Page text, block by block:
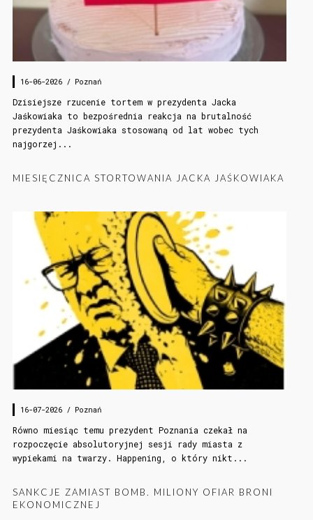
16-06-2026 / Poznań
Dzisiejsze rzucenie tortem w prezydenta Jacka
Jaśkowiaka to bezpośrednia reakcja na brutalność
prezydenta Jaśkowiaka stosowaną od lat wobec tych
najgorzej...
MIESIĘCZNICA STORTOWANIA JACKA JAŚKOWIAKA
16-07-2026 / Poznań
Równo miesiąc temu prezydent Poznania czekał na
rozpoczęcie absolutoryjnej sesji rady miasta z
wypiekami na twarzy. Happening, o który nikt...
SANKCJE ZAMIAST BOMB. MILIONY OFIAR BRONI
EKONOMICZNEJ